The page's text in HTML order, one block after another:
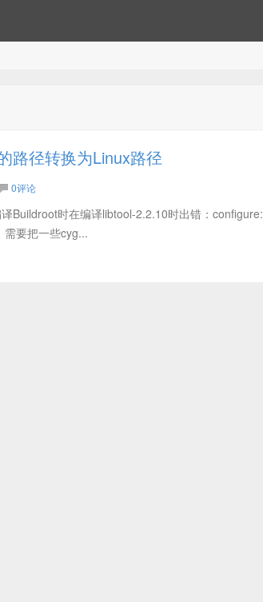
路径转换为Linux路径
0评论
Buildroot时在编译libtool-2.2.10时出错：configure:
要把一些cyg...